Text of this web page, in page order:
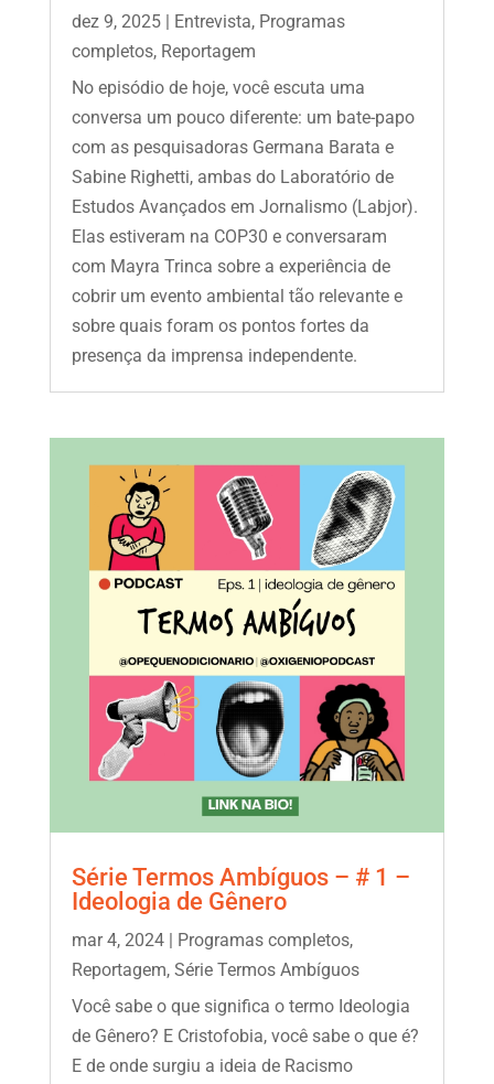
dez 9, 2025| Entrevista, Programas
completos, Reportagem
No episódio de hoje, você escuta uma
conversa um pouco diferente: um bate-papo
com as pesquisadoras Germana Barata e
Sabine Righetti, ambas do Laboratório de
Estudos Avançados em Jornalismo (Labjor).
Elas estiveram na COP30 e conversaram
com Mayra Trinca sobre a experiência de
cobrir um evento ambiental tão relevante e
sobre quais foram os pontos fortes da
presença da imprensa independente.
Série Termos Ambíguos – # 1 –
Ideologia de Gênero
mar 4, 2024| Programas completos,
Reportagem, Série Termos Ambíguos
Você sabe o que significa o termo Ideologia
de Gênero? E Cristofobia, você sabe o que é?
E de onde surgiu a ideia de Racismo